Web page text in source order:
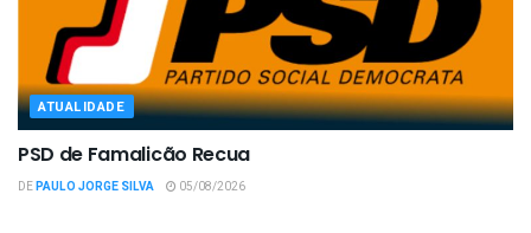
ATUALIDADE
PSD de Famalicão Recua
DEPAULO JORGE SILVA 05/08/2026